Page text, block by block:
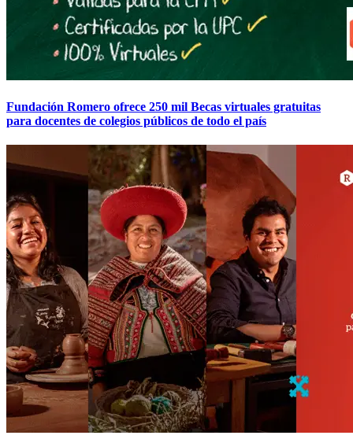
Fundación Romero ofrece 250 mil Becas virtuales gratuitas
para docentes de colegios públicos de todo el país